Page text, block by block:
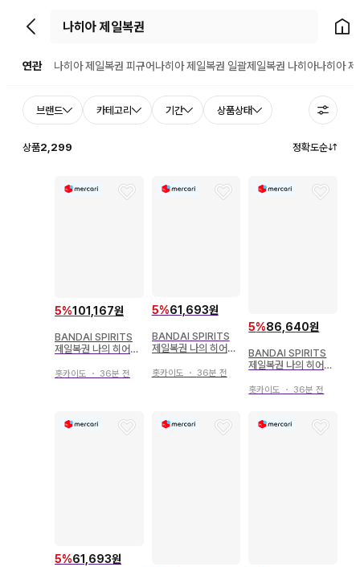
뒤로가기 홈으
연관 나히아 제일복권 피규어나히아 제일복권 일괄제일복권 나히아나히아
브랜드 카테고리 기간 상품상태
상품2,299 정확도순
5%101,167원
BANDAI SPIRITS
제일복권 나의 히어로
5! B상 호크스 피규어
홋카이도 ・ 36분 전
5%61,693원
BANDAI SPIRITS
제일복권 나의 히어로
5! G상 바쿠고 카츠키
홋카이도 ・ 36분 전
5%86,640원
BANDAI SPIRITS
제일복권 나의 히어로
ENERATIONS!! B상
홋카이도 ・ 36분 전
5%61,693원